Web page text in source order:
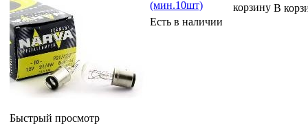
Быстрый просмотр
(мин.10шт)
Есть в наличии
корзину В